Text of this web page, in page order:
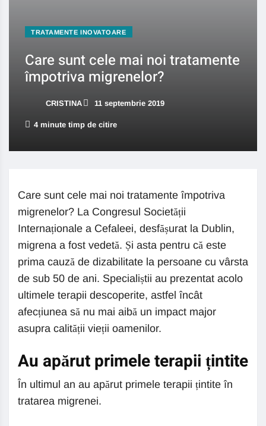
TRATAMENTE INOVATOARE
Care sunt cele mai noi tratamente
împotriva migrenelor?
CRISTINA 11 septembrie 2019
4 minute timp de citire
Care sunt cele mai noi tratamente împotriva
migrenelor? La Congresul Societății
Internaționale a Cefaleei, desfășurat la Dublin,
migrena a fost vedetă. Și asta pentru că este
prima cauză de dizabilitate la persoane cu vârsta
de sub 50 de ani. Specialiștii au prezentat acolo
ultimele terapii descoperite, astfel încât
afecțiunea să nu mai aibă un impact major
asupra calității vieții oamenilor.
Au apărut primele terapii țintite
În ultimul an au apărut primele terapii țintite în
tratarea migrenei.